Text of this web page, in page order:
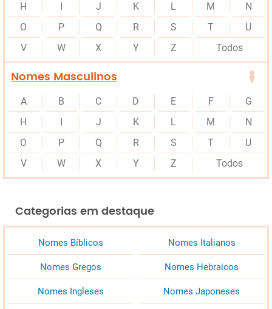
H
J K L M
N
O
P Q R S T
U
V
W X Y Z Todos
Nomes Masculinos
A B C D E F
G
H
J K L M
N
O
P Q R S T
U
V
W X Y Z Todos
Categorias em destaque
Nomes Bíblicos Nomes Italianos
Nomes Gregos Nomes Hebraicos
Nomes Ingleses Nomes Japoneses